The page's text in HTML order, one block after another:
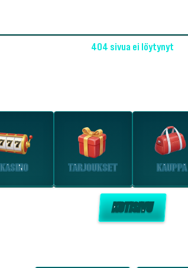
404 sivua ei löytynyt
KASINO TARJOUKSET KAUPPA
KOTISIVU